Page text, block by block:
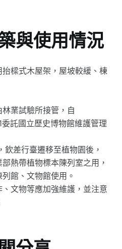
與使用情況
樑式木屋架，屋坡較緩、棟
業試驗所接管，自
委託國立歷史博物館維護管理
差行臺遷移至植物園後，
熱帶植物標本陳列室之用，
館、文物館使用。
文物等應加強維護，並注意